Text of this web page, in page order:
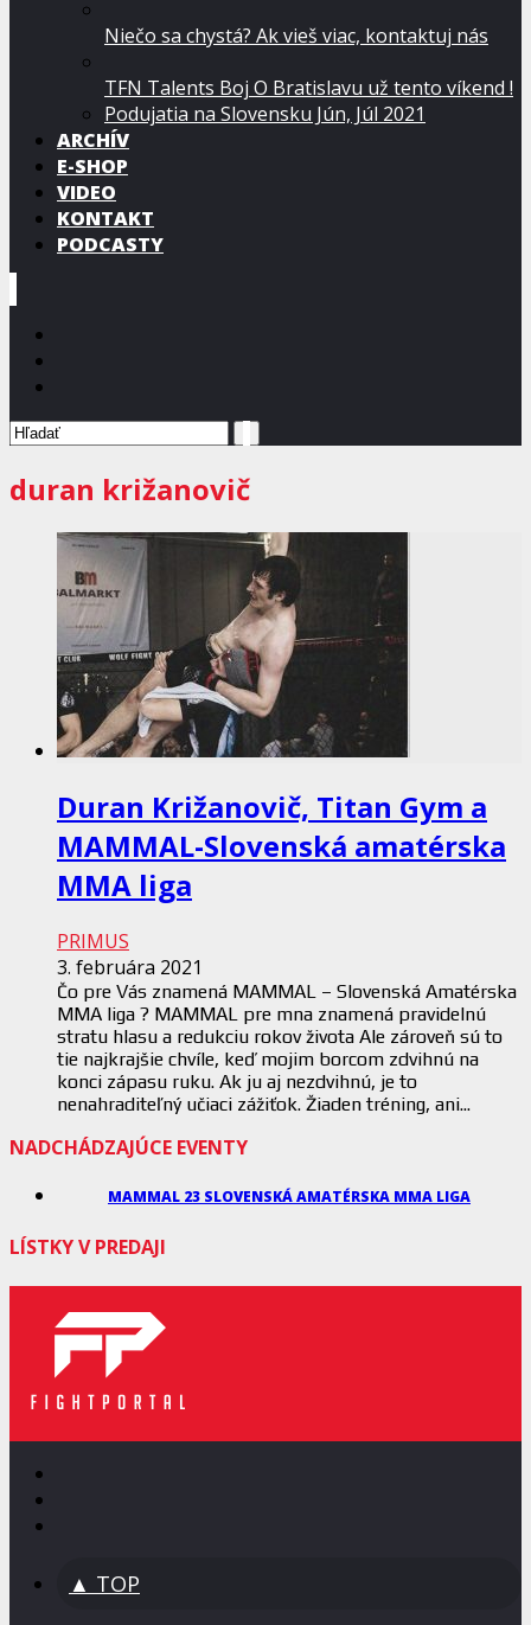
Niečo sa chystá? Ak vieš viac, kontaktuj nás
TFN Talents Boj O Bratislavu už tento víkend !
Podujatia na Slovensku Jún, Júl 2021
ARCHÍV
E-SHOP
VIDEO
KONTAKT
PODCASTY
duran križanovič
Duran Križanovič, Titan Gym a
MAMMAL-Slovenská amatérska
MMA liga
PRIMUS
3. februára 2021
Čo pre Vás znamená MAMMAL – Slovenská Amatérska
MMA liga ? MAMMAL pre mna znamená pravidelnú
stratu hlasu a redukciu rokov života Ale zároveň sú to
tie najkrajšie chvíle, keď mojim borcom zdvihnú na
konci zápasu ruku. Ak ju aj nezdvihnú, je to
nenahraditeľný učiaci zážiťok. Žiaden tréning, ani...
NADCHÁDZAJÚCE EVENTY
MAMMAL 23 SLOVENSKÁ AMATÉRSKA MMA LIGA
LÍSTKY V PREDAJI
▲ TOP